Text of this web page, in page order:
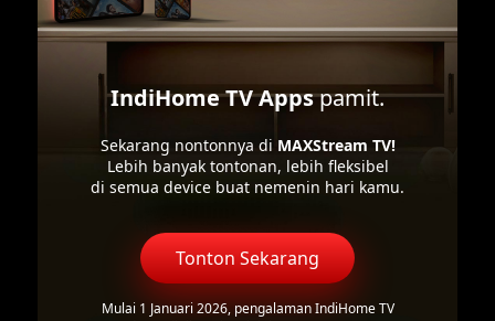
IndiHome TV Appspamit.
Sekarang nontonnya di MAXStream TV!
Lebih banyak tontonan, lebih fleksibel
di semua device buat nemenin hari kamu.
Tonton Sekarang
Mulai 1 Januari 2026, pengalaman IndiHome TV